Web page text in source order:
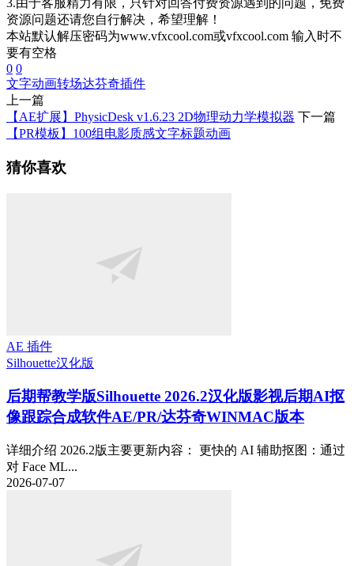
3.由于客服精力有限，只针对回答付费资源遇到的问题，免费
资源问题还请您自行解决，希望理解！
本站默认解压密码为www.vfxcool.com或vfxcool.com 输入时不
要有空格
0 0
文字动画转场达芬奇插件
上一篇
【AE扩展】PhysicDesk v1.6.23 2D物理动力学模拟器 下一篇
【PR模板】100组电影质感文字标题动画
猜你喜欢
AE 插件
Silhouette汉化版
后期帮教学版Silhouette 2026.2汉化版影视后期AI抠
像跟踪合成软件AE/PR/达芬奇WINMAC版本
详细介绍 2026.2版主要更新内容： 更快的 AI 辅助抠图：通过
对 Face ML...
2026-07-07